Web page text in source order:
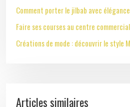
Comment porter le jilbab avec
Faire ses courses au centre
Créations de mode : découvrir le style
Articles similaires